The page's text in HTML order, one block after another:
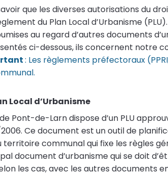
que les diverses autorisations du
du Plan Local d’Urbanisme
au regard d’autres documents
ci-dessous, ils concernent notre
: Les règlements préfectoraux
Local d’Urbanisme
Pont-de-Larn dispose d’un PLU
Ce document est un outil de
territoire communal qui fixe les règles
document d’urbanisme qui se doit
les cas, avec les autres documents